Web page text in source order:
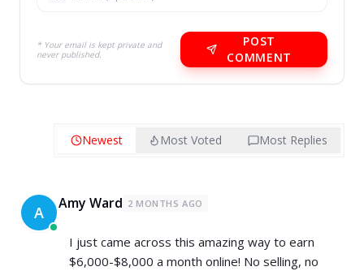
* Your email is kept private and
never published.
POST
COMMENT
Newest Most Voted Most Replies
A Amy Ward 2 MONTHS AGO
I just came across this amazing way to earn
$6,000-$8,000 a month online! No selling, no